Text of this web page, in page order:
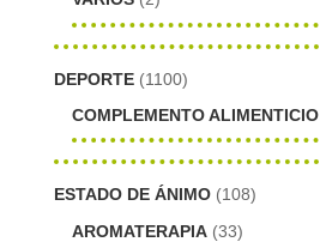
DEPORTE (1100)
COMPLEMENTO ALIMENTICIO
ESTADO DE ÁNIMO (108)
AROMATERAPIA (33)